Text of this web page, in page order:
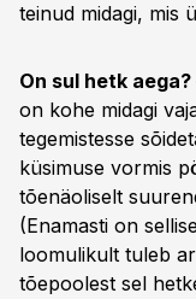
teinud midagi, mis
On sul hetk aega?
on kohe midagi
tegemistesse
küsimuse vormis
tõenäoliselt
(Enamasti on
loomulikult tuleb
tõepoolest sel